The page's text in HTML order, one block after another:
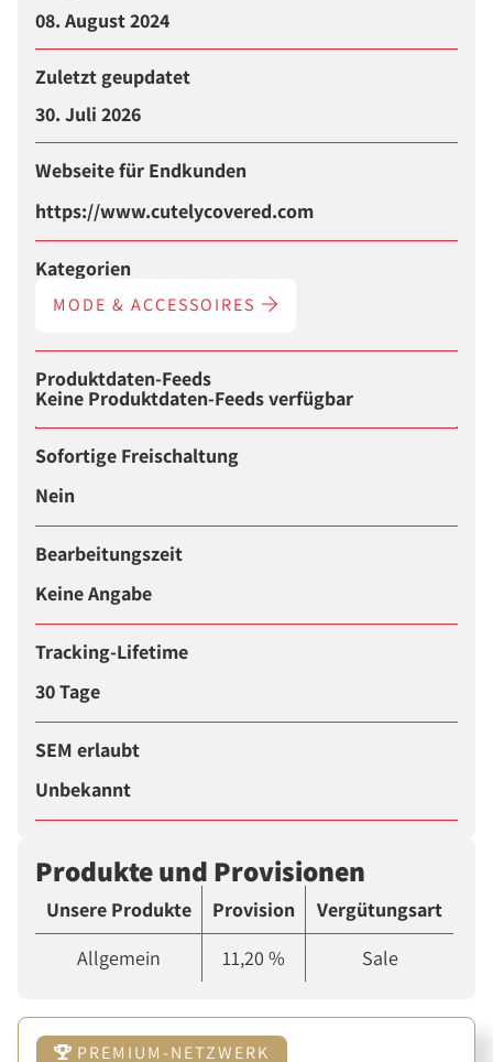
08. August 2024
Zuletzt geupdatet
30. Juli 2026
Webseite für Endkunden
https://www.cutelycovered.com
Kategorien
MODE & ACCESSOIRES
Produktdaten-Feeds
Keine Produktdaten-Feeds verfügbar
Sofortige Freischaltung
Nein
Bearbeitungszeit
Keine Angabe
Tracking-Lifetime
30 Tage
SEM erlaubt
Unbekannt
Produkte und Provisionen
Unsere Produkte Provision
Vergütungsart
Allgemein
11,20 % Sale
PREMIUM-NETZWERK